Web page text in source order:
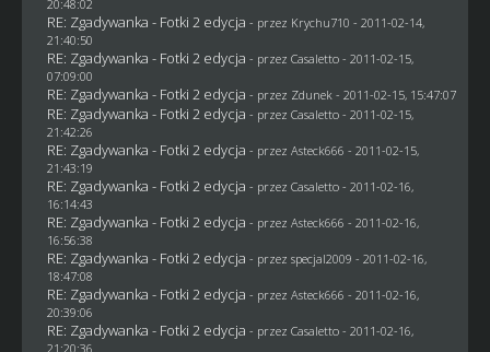
20:48:02
RE: Zgadywanka - Fotki 2 edycja - przez Krychu710 - 2011-02-14,
21:40:50
RE: Zgadywanka - Fotki 2 edycja - przez Casaletto- 2011-02-15,
07:09:00
RE: Zgadywanka - Fotki 2 edycja - przez Zdunek - 2011-02-15, 15:47:07
RE: Zgadywanka - Fotki 2 edycja - przez Casaletto- 2011-02-15,
21:42:26
RE: Zgadywanka - Fotki 2 edycja - przez Asteck666 - 2011-02-15,
21:43:19
RE: Zgadywanka - Fotki 2 edycja - przez Casaletto- 2011-02-16,
16:14:43
RE: Zgadywanka - Fotki 2 edycja - przez Asteck666 - 2011-02-16,
16:56:38
RE: Zgadywanka - Fotki 2 edycja - przez specjal2009 - 2011-02-16,
18:47:08
RE: Zgadywanka - Fotki 2 edycja - przez Asteck666 - 2011-02-16,
20:39:06
RE: Zgadywanka - Fotki 2 edycja - przez Casaletto- 2011-02-16,
21:20:36